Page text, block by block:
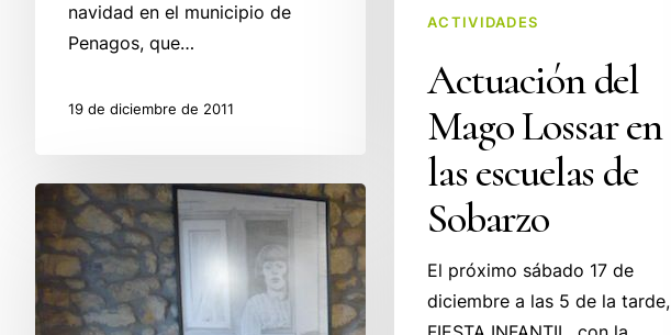
navidad en el municipio de
Penagos, que…
19 de diciembre de 2011
ACTIVIDADES
Actuación del
Mago Lossar en
las escuelas de
Sobarzo
El próximo sábado 17 de
diciembre a las 5 de la tarde,
‘Arte
en
Otoño’
recoge
las